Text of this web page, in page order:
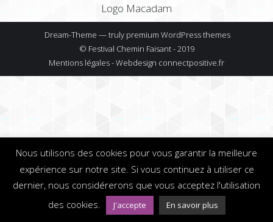
Logo Macadam
Dream-Theme — truly premium WordPress themes
© Festival Chemin Faisant - 2019
Mentions légales - Webdesign connectpositive.fr
Nous utilisons des cookies pour vous garantir la meilleure
expérience sur notre site. Si vous continuez à utiliser ce
dernier, nous considérerons que vous acceptez l'utilisation
des cookies.
J'accepte En savoir plus